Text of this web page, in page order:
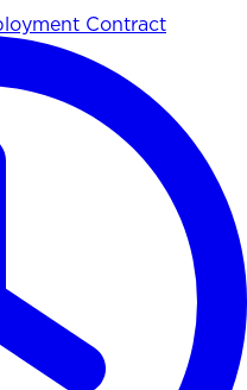
Contract